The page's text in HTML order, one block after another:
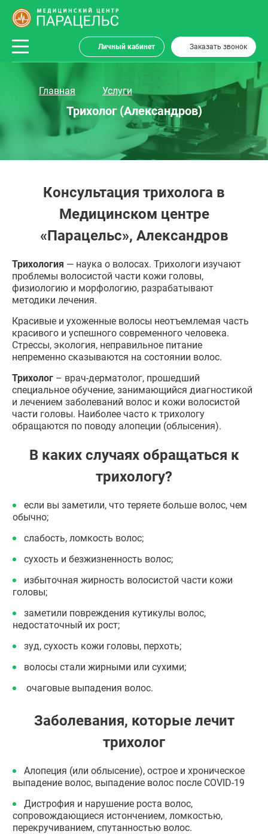
Личный кабинет Заказать звонок
Главная Услуги
Трихолог (Александров)
Консультация трихолога в
Медицинском центре
«Парацельс», Александров
Трихология — наука о волосах. Трихологи изучают
проблемы волосистой части кожи головы,
физиологию и морфологию, разрабатывают
методики лечения.
Красивые и ухоженные волосы неотъемлемая часть
красивого и успешного современного человека.
Стрессы, экология, неправильное питание
непременно сказываются на состоянии волос.
Трихолог – врач-дерматолог, прошедший
специальное обучение, занимающийся диагностикой
и лечением заболеваний волос и кожи волосистой
части головы. Наиболее часто к трихологу
обращаются по поводу алопеции (облысения).
В каких случаях обращаться к
трихологу?
если вы заметили, что теряете больше волос, чем
обычно;
слабость, ломкость волос;
сухость и безжизненность волос;
избыточная жирность волосистой части кожи
головы;
заметили повреждения кутикулы волос,
недостаточный их рост;
зуд, сухость кожи головы, перхоть;
волосы стали жирными или сухими;
очаговые выпадения волос.
Заболевания, которые лечит
трихолог
Алопеция (или облысение), острое и хроническое
выпадение волос, выпадение волос после COVID-19
Дистрофия и нарушение роста волос,
сопровождающиеся истончением, ломкостью,
перекручиванием, спутанностью волос.